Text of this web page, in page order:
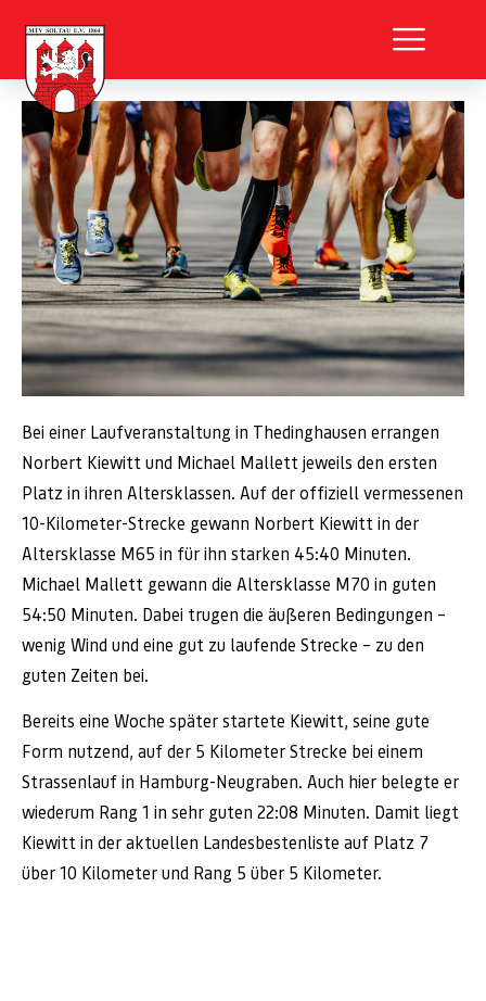
Bei einer Laufveranstaltung in Thedinghausen errangen
Norbert Kiewitt und Michael Mallett jeweils den ersten
Platz in ihren Altersklassen. Auf der offiziell vermessenen
10-Kilometer-Strecke gewann Norbert Kiewitt in der
Altersklasse M65 in für ihn starken 45:40 Minuten.
Michael Mallett gewann die Altersklasse M70 in guten
54:50 Minuten. Dabei trugen die äußeren Bedingungen –
wenig Wind und eine gut zu laufende Strecke – zu den
guten Zeiten bei.
Bereits eine Woche später startete Kiewitt, seine gute
Form nutzend, auf der 5 Kilometer Strecke bei einem
Strassenlauf in Hamburg-Neugraben. Auch hier belegte er
wiederum Rang 1 in sehr guten 22:08 Minuten. Damit liegt
Kiewitt in der aktuellen Landesbestenliste auf Platz 7
über 10 Kilometer und Rang 5 über 5 Kilometer.